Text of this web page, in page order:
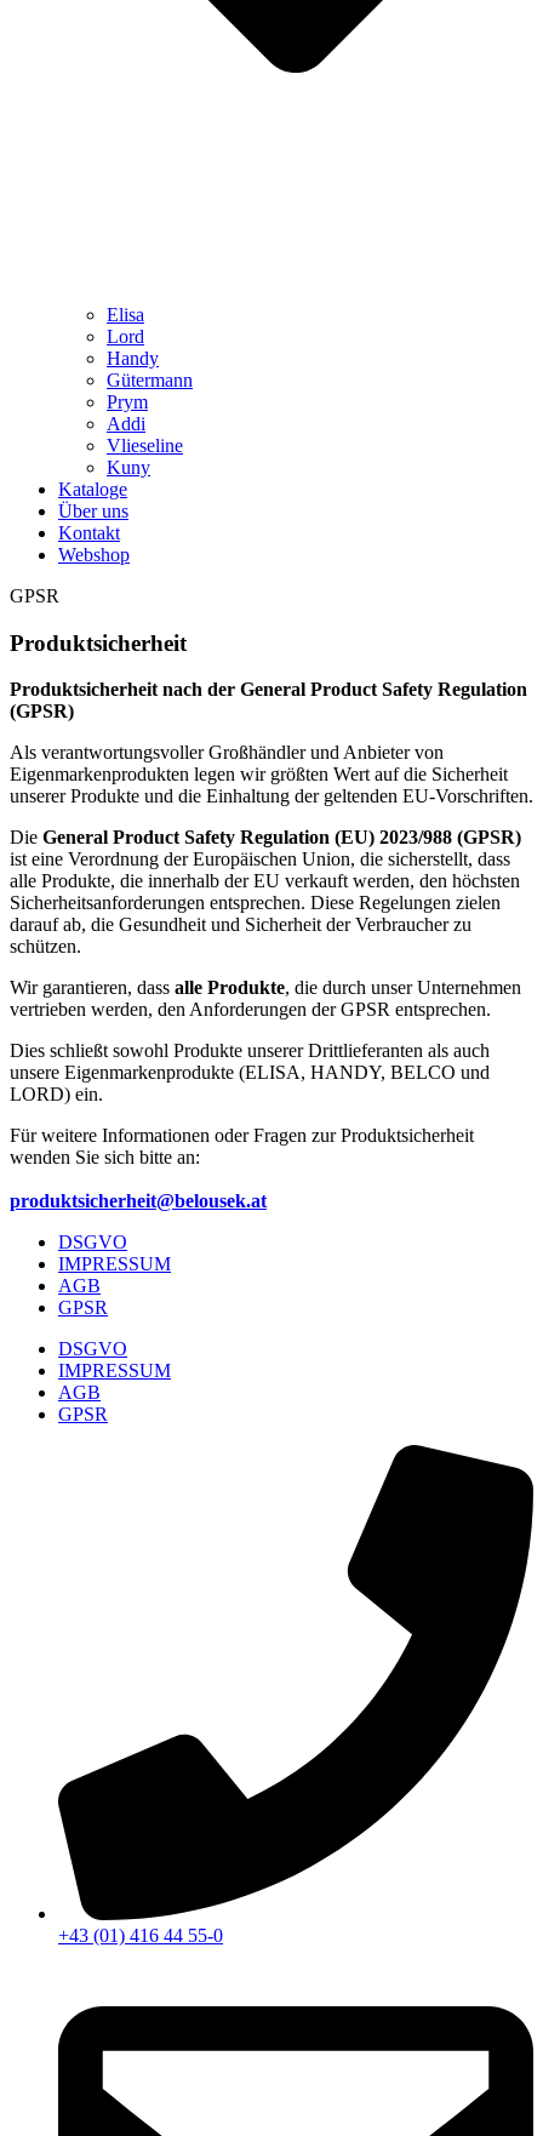
Elisa
Lord
Handy
Gütermann
Prym
Addi
Vlieseline
Kuny
Kataloge
Über uns
Kontakt
Webshop
GPSR
Produktsicherheit
Produktsicherheit nach der General Product Safety Regulation
(GPSR)
Als verantwortungsvoller Großhändler und Anbieter von
Eigenmarkenprodukten legen wir größten Wert auf die Sicherheit
unserer Produkte und die Einhaltung der geltenden EU-Vorschriften.
Die General Product Safety Regulation (EU) 2023/988 (GPSR)
ist eine Verordnung der Europäischen Union, die sicherstellt, dass
alle Produkte, die innerhalb der EU verkauft werden, den höchsten
Sicherheitsanforderungen entsprechen. Diese Regelungen zielen
darauf ab, die Gesundheit und Sicherheit der Verbraucher zu
schützen.
Wir garantieren, dass alle Produkte, die durch unser Unternehmen
vertrieben werden, den Anforderungen der GPSR entsprechen.
Dies schließt sowohl Produkte unserer Drittlieferanten als auch
unsere Eigenmarkenprodukte (ELISA, HANDY, BELCO und
LORD) ein.
Für weitere Informationen oder Fragen zur Produktsicherheit
wenden Sie sich bitte an:
produktsicherheit@belousek.at
DSGVO
IMPRESSUM
AGB
GPSR
DSGVO
IMPRESSUM
AGB
GPSR
+43 (01) 416 44 55-0